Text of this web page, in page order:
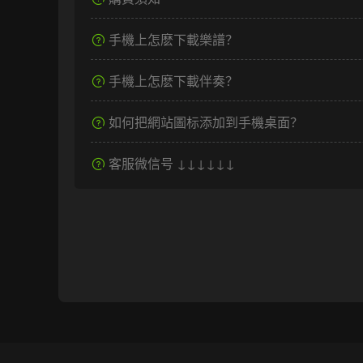
手機上怎麽下載樂譜？
手機上怎麽下載伴奏？
如何把網站圖标添加到手機桌面？
客服微信号 ↓↓↓↓↓↓